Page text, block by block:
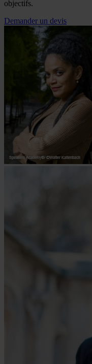
objectifs.
Demander un devis